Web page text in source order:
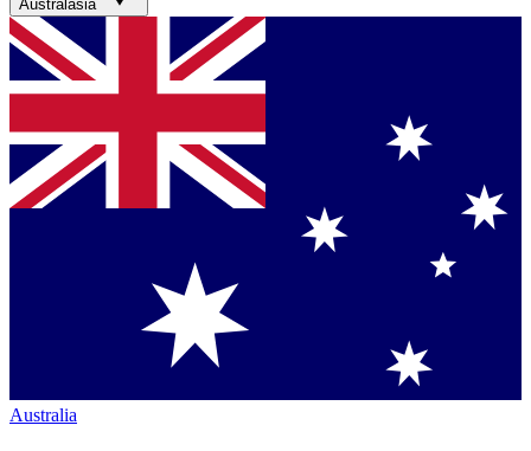
Australasia
Australia